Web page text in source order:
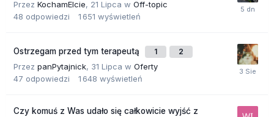
Przez KochamElcie, 21 Lipca w Off-topic
48 odpowiedzi 1 651 wyświetleń
Ostrzegam przed tym terapeutą 1 2
Przez panPytajnick, 31 Lipca w Oferty
47 odpowiedzi 1 648 wyświetleń
Czy komuś z Was udało się całkowicie wyjść z